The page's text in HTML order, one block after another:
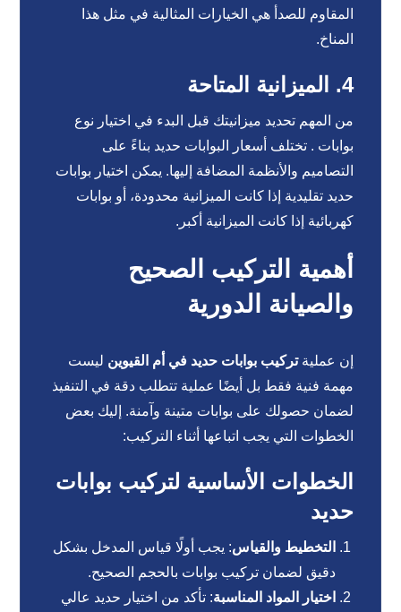
المقاوم للصدأ هي الخيارات المثالية في مثل هذا
المناخ.
4. الميزانية المتاحة
من المهم تحديد ميزانيتك قبل البدء في اختيار نوع
بوابات . تختلف أسعار البوابات حديد بناءً على
التصاميم والأنظمة المضافة إليها. يمكن اختيار بوابات
حديد تقليدية إذا كانت الميزانية محدودة، أو بوابات
كهربائية إذا كانت الميزانية أكبر.
أهمية التركيب الصحيح
والصيانة الدورية
إن عمليةتركيب بوابات حديد في أم القيوين ليست
مهمة فنية فقط بل أيضًا عملية تتطلب دقة في التنفيذ
لضمان حصولك على بوابات متينة وآمنة. إليك بعض
الخطوات التي يجب اتباعها أثناء التركيب:
الخطوات الأساسية لتركيب بوابات
حديد
التخطيط والقياس: يجب أولًا قياس المدخل بشكل
دقيق لضمان تركيب بوابات بالحجم الصحيح.
اختيار المواد المناسبة: تأكد من اختيار حديد عالي